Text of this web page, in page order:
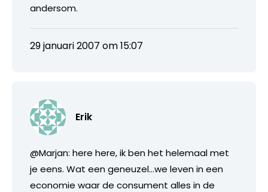
andersom.
29 januari 2007 om 15:07
Erik
@Marjan: here here, ik ben het helemaal met
je eens. Wat een geneuzel…we leven in een
economie waar de consument alles in de